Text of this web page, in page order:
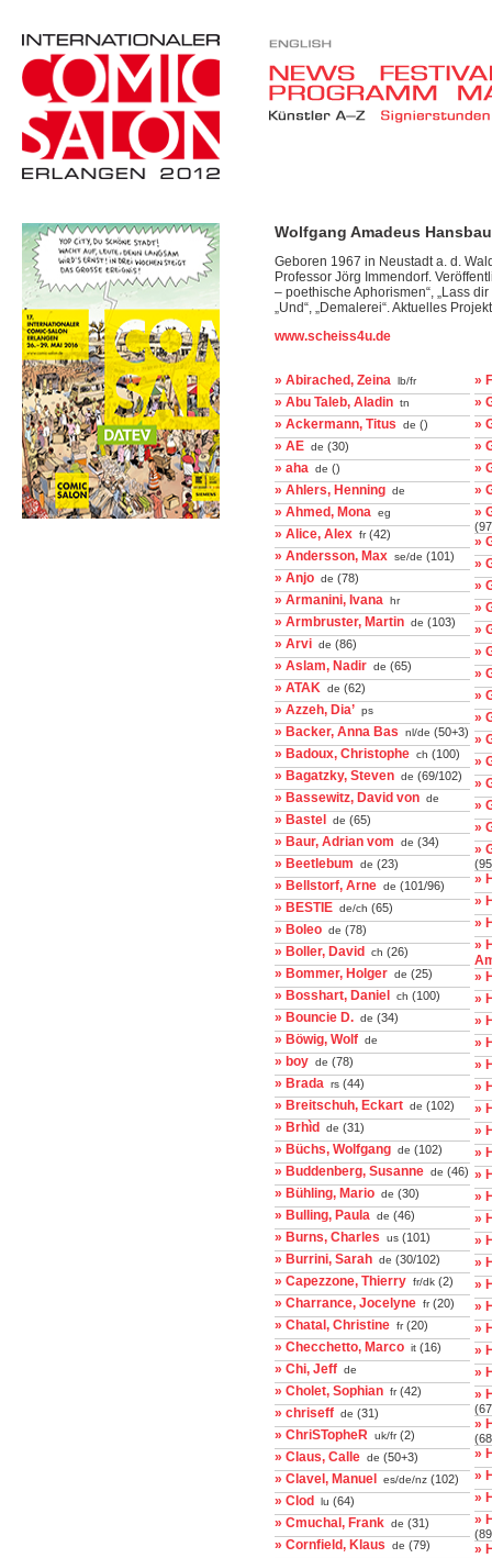
Wolfgang Amadeus
Geboren 1967 in Neustadt a. d.
Professor Jörg Immendorf.
– poethische Aphorismen“, „Lass
„Und“, „Demalerei“. Aktuelles
www.scheiss4u.de
» Abirached, Zeina lb/fr
» Abu Taleb, Aladin tn
» Ackermann, Titus de ()
» AE de (30)
» aha de ()
» Ahlers, Henning de
» Ahmed, Mona eg
» Alice, Alex fr(42)
» Andersson, Max se/de (101)
» Anjo de (78)
» Armanini, Ivana hr
» Armbruster, Martin de (103)
» Arvi de (86)
» Aslam, Nadir de (65)
» ATAK de (62)
» Azzeh, Dia’ ps
» Backer, Anna Bas nl/de (50+3)
» Badoux, Christophe ch (100)
» Bagatzky, Steven de (69/102)
» Bassewitz, David von de
» Bastel de (65)
» Baur, Adrian vom de (34)
» Beetlebum de (23)
» Bellstorf, Arne de (101/96)
» BESTIE de/ch (65)
» Boleo de (78)
» Boller, David ch (26)
» Bommer, Holger de (25)
» Bosshart, Daniel ch (100)
» Bouncie D. de (34)
» Böwig, Wolf de
» boy de (78)
» Brada rs (44)
» Breitschuh, Eckart de (102)
» Brhìd de (31)
» Büchs, Wolfgang de (102)
» Buddenberg, Susanne de (46)
» Bühling, Mario de (30)
» Bulling, Paula de (46)
» Burns, Charles us (101)
» Burrini, Sarah de (30/102)
» Capezzone, Thierry fr/dk (2)
» Charrance, Jocelyne fr(20)
» Chatal, Christine fr(20)
» Checchetto, Marco it (16)
» Chi, Jeff de
» Cholet, Sophian fr(42)
» chriseff de (31)
» ChriSTopheR uk/fr(2)
» Claus, Calle de (50+3)
» Clavel, Manuel es/de/nz (102)
» Clod lu (64)
» Cmuchal, Frank de (31)
» Cornfield, Klaus de (79)
»
»
»
»
»
»
»
»
»
»
»
»
»
»
»
»
»
»
»
»
»
»
»
»
»
»
»
»
»
»
»
»
»
»
»
»
»
»
»
»
»
»
»
»
»
»
»
»
»
»
»
»